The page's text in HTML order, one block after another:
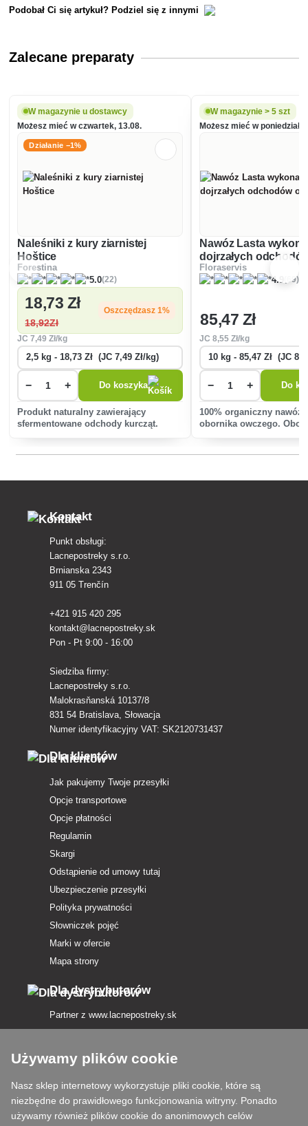
Podobał Ci się artykuł? Podziel się z innymi
Zalecane preparaty
W magazynie u dostawcy
Możesz mieć w czwartek, 13.08.
Działanie −1%
Naleśniki z kury ziarnistej
Hoštice
Forestina
5.0(22)
18,73 Zł
18,92Zł
Oszczędzasz 1%
JC7,49 Zł/kg
− + Do koszyka
Produkt naturalny zawierający
sfermentowane odchody kurcząt.
W magazynie > 5 szt
Możesz mieć w
Nawóz Lasta
dojrzałych
Floraservis
4.9
(69)
85,47 Zł
JC8,55 Zł/kg
− + Do
100% organiczny nawóz
obornika owczego.
Kontakt
Punkt obsługi:
Lacnepostreky s.r.o.
Brnianska 2343
911 05 Trenčín
+421 915 420 295
kontakt@lacnepostreky.sk
Pon - Pt 9:00 - 16:00
Siedziba firmy:
Lacnepostreky s.r.o.
Malokrasňanská 10137/8
831 54 Bratislava, Słowacja
Numer identyfikacyjny VAT: SK2120731437
Dla klientów
Jak pakujemy Twoje przesyłki
Opcje transportowe
Opcje płatności
Regulamin
Skargi
Odstąpienie od umowy tutaj
Ubezpieczenie przesyłki
Polityka prywatności
Słowniczek pojęć
Marki w ofercie
Mapa strony
Dla dystrybutorów
Partner z www.lacnepostreky.sk
Zawsze służymy fachową poradą
Reklamacje są rozpatrywane w ciągu 24 godzin
Używamy plików cookie
Nasz sklep internetowy wykorzystuje pliki cookie, które są
niezbędne do prawidłowego funkcjonowania witryny. Ponadto
używamy również plików cookie do anonimowych celów